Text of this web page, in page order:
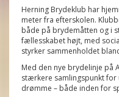
Herning Brydeklub har
meter fra efterskolen.
både på brydemåtten og i
fællesskabet højt, med
styrker sammenholdet
Med den nye brydelinje på
stærkere samlingspunkt
drømme – både inden for